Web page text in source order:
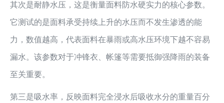
其次是耐静水压，这是衡量面料防水硬实力的核心参数。
它测试的是面料承受持续上升的水压而不发生渗透的能
力，数值越高，代表面料在暴雨或高水压环境下越不容易
漏水。该参数对于冲锋衣、帐篷等需要抵御强降雨的装备
至关重要。
第三是吸水率，反映面料完全浸水后吸收水分的重量百分